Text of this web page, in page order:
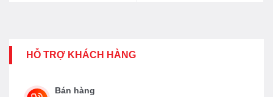
HỖ TRỢ KHÁCH HÀNG
Bán hàng